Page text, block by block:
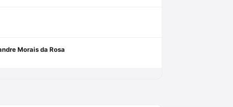
Morais da Rosa